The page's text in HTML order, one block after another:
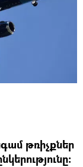
թռիչքներ